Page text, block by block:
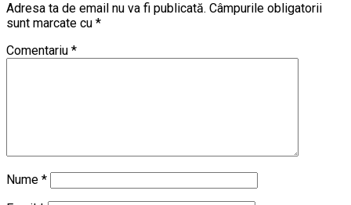
Adresa ta de email nu va fi publicată. Câmpurile obligatorii
sunt marcate cu *
Comentariu *
Nume *